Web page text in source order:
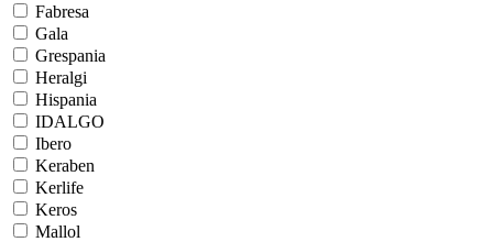
Fabresa
Gala
Grespania
Heralgi
Hispania
IDALGO
Ibero
Keraben
Kerlife
Keros
Mallol